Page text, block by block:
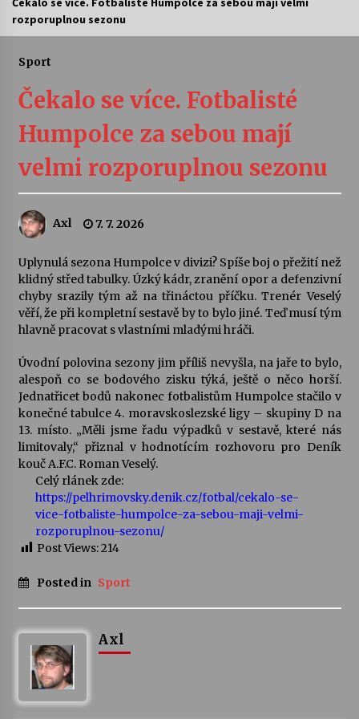
Vernisáž výstavy Josefíny Duškové: Stávám se
30. 7. 2026
Veselí muzikanti
30. 7. 2026
šedesátka: 28. 7.–1. 8. 2026
28. 7. 2026
Letní koncerty ve Stromovce: Kolchoz a
Jenakaši
Votavžatský ploty
23. 7. 2026
Letní koncerty ve Stromovce: Rufus Miller
22. 7. 2026
Vysočinka
Ozvěny prázdnin
14. 7. 2026
rozporuplnou sezonu
Sport
Čekalo se více. Fotbalisté
Humpolce za sebou mají
velmi rozporuplnou sezonu
Axl 7. 7. 2026
Uplynulá sezona Humpolce v divizi? Spíše boj o přežití než
klidný střed tabulky. Úzký kádr, zranění opor a defenzivní
chyby srazily tým až na třináctou příčku. Trenér Veselý
věří, že při kompletní sestavě by to bylo jiné. Teď musí tým
hlavně pracovat s vlastními mladými hráči.
Úvodní polovina sezony jim příliš nevyšla, na jaře to bylo,
alespoň co se bodového zisku týká, ještě o něco horší.
Jednatřicet bodů nakonec fotbalistům Humpolce stačilo v
konečné tabulce 4. moravskoslezské ligy – skupiny D na
13. místo. „Měli jsme řadu výpadků v sestavě, které nás
limitovaly,“ přiznal v hodnotícím rozhovoru pro Deník
kouč A.F.C. Roman Veselý.
Celý rlánek zde:
https://pelhrimovsky.denik.cz/fotbal/cekalo-se-
vice-fotbaliste-humpolce-za-sebou-maji-velmi-
rozporuplnou-sezonu/
Post Views:214
Posted in Sport
Axl